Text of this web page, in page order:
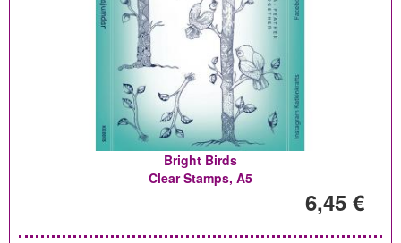
Bright Birds
Clear Stamps, A5
6,45 €